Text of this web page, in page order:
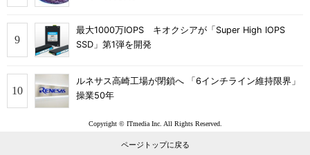
最大1000万IOPS キオクシアが「Super High IOPS
SSD」第1弾を開発
ルネサス高崎工場が閉鎖へ 「6インチライン維持限界」
操業50年
Copyright © ITmedia Inc. All Rights Reserved.
ページトップに戻る